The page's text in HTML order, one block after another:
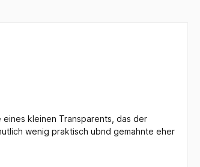
kleinen Transparents, das der
wenig praktisch ubnd gemahnte eher